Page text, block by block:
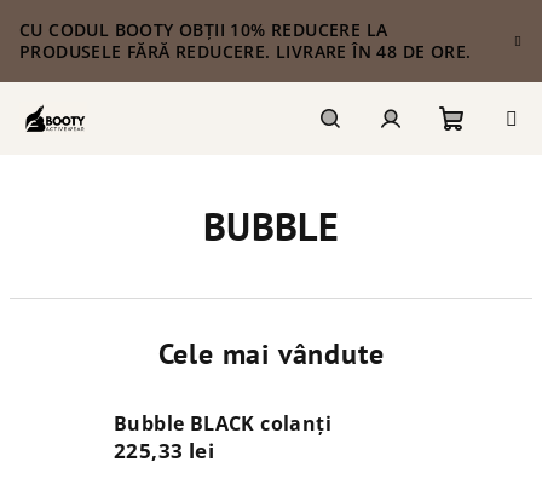
conținut
CU CODUL BOOTY OBȚII 10% REDUCERE LA
PRODUSELE FĂRĂ REDUCERE. LIVRARE ÎN 48 DE ORE.
BUBBLE
Cele mai vândute
Bubble BLACK colanți
225,33 lei